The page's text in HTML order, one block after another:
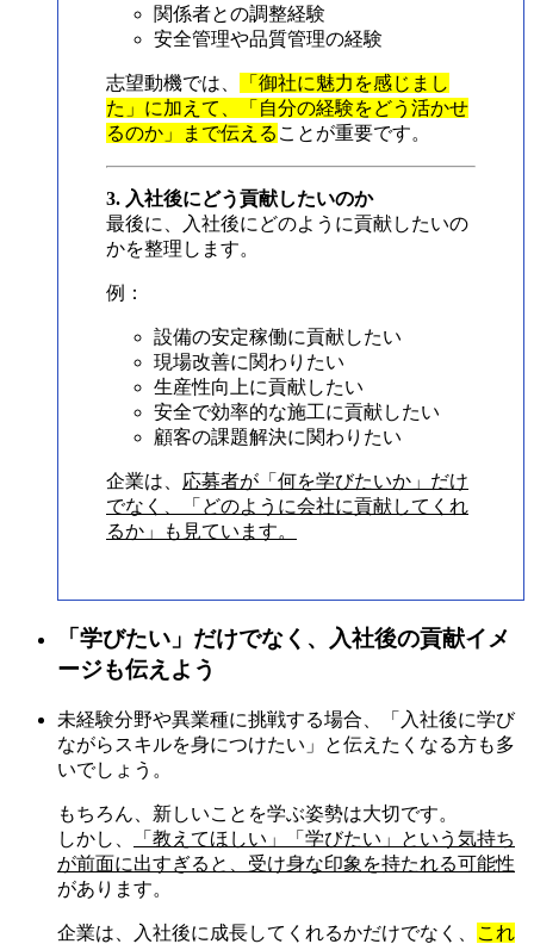
関係者との調整経験
安全管理や品質管理の経験
志望動機では、
「御社に魅力を感じまし
た」に加えて、「自分の経験をどう活かせ
るのか」まで伝える ことが重要です。
3. 入社後にどう貢献したいのか
最後に、入社後にどのように貢献したいの
かを整理します。
例：
設備の安定稼働に貢献したい
現場改善に関わりたい
生産性向上に貢献したい
安全で効率的な施工に貢献したい
顧客の課題解決に関わりたい
企業は、 応募者が「何を学びたいか」だけ
でなく、「どのように会社に貢献してくれ
るか」も見ています。
「学びたい」だけでなく、入社後の貢献イメ
ージも伝えよう
未経験分野や異業種に挑戦する場合、「入社後に学び
ながらスキルを身につけたい」と伝えたくなる方も多
いでしょう。
もちろん、新しいことを学ぶ姿勢は大切です。
しかし、
「教えてほしい」「学びたい」という気持ち
が前面に出すぎると、受け身な印象を持たれる可能性
があります。
企業は、入社後に成長してくれるかだけでなく、
これ